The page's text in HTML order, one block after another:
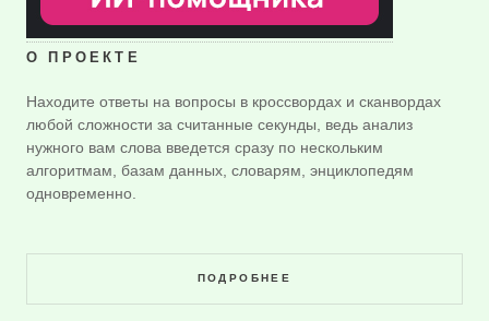
О ПРОЕКТЕ
Находите ответы на вопросы в кроссвордах и сканвордах
любой сложности за считанные секунды, ведь анализ
нужного вам слова введется сразу по нескольким
алгоритмам, базам данных, словарям, энциклопедям
одновременно.
ПОДРОБНЕЕ